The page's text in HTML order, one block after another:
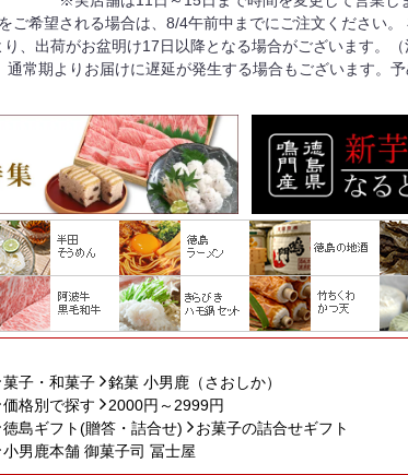
ご希望される場合は、8/4午前中までにご注文ください
、出荷がお盆明け17日以降となる場合がございます。
常期よりお届けに遅延が発生する場合もございます。
菓子・和菓子
銘菓 小男鹿（さおしか）
価格別で探す
2000円～2999円
徳島ギフト(贈答・詰合せ)
お菓子の詰合せギフト
小男鹿本舗 御菓子司 冨士屋